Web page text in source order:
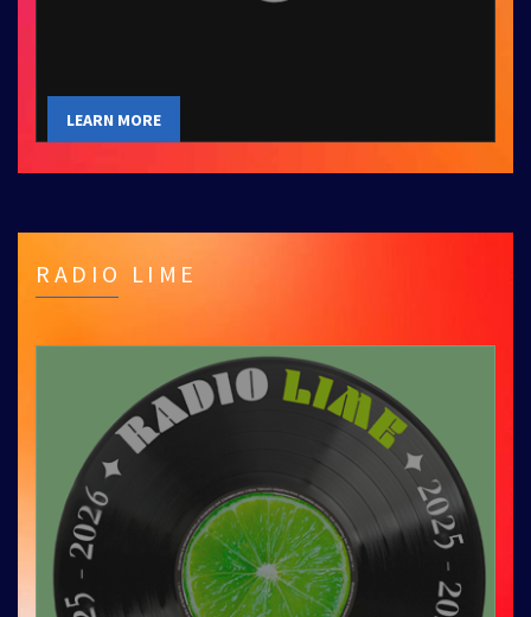
LEARN MORE
RADIO LIME